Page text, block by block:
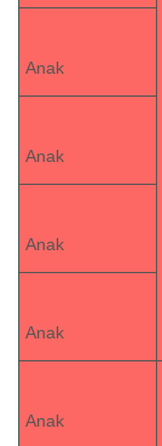
Anak
Anak
Anak
Anak
Anak